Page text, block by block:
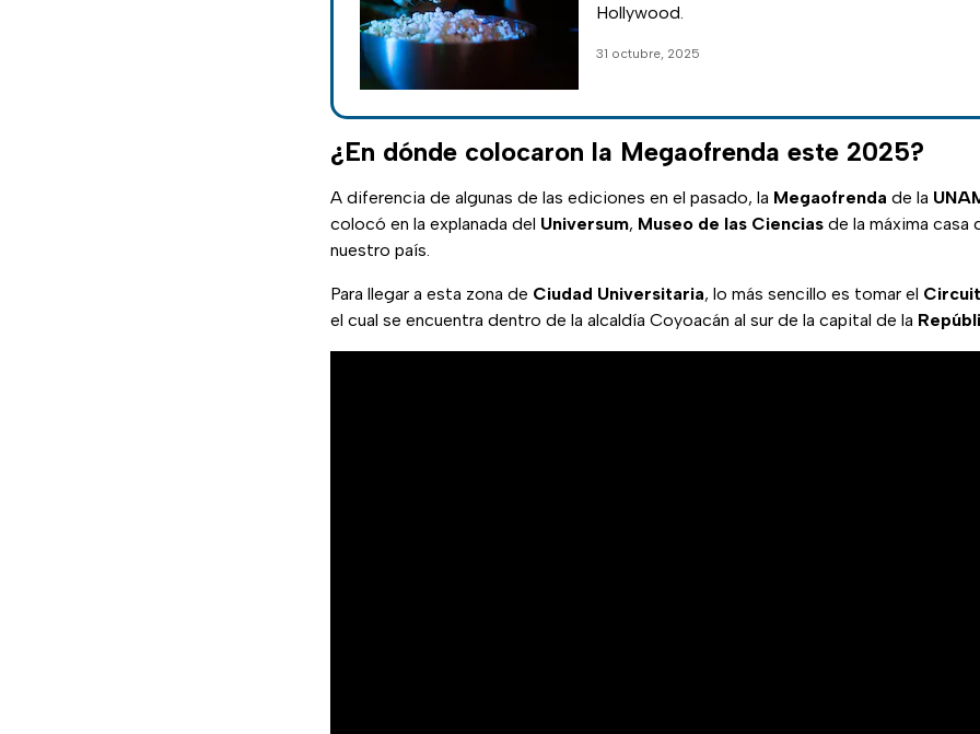
Hollywood.
31 octubre, 2025
¿En dónde colocaron la Megaofrenda este 2025?
A diferencia de algunas de las ediciones en el pasado, la Megaofrenda de la
colocó en la explanada del Universum, Museo de las Ciencias de la máxima casa
nuestro país.
Para llegar a esta zona de Ciudad Universitaria, lo más sencillo es tomar el
el cual se encuentra dentro de la alcaldía Coyoacán al sur de la capital de la